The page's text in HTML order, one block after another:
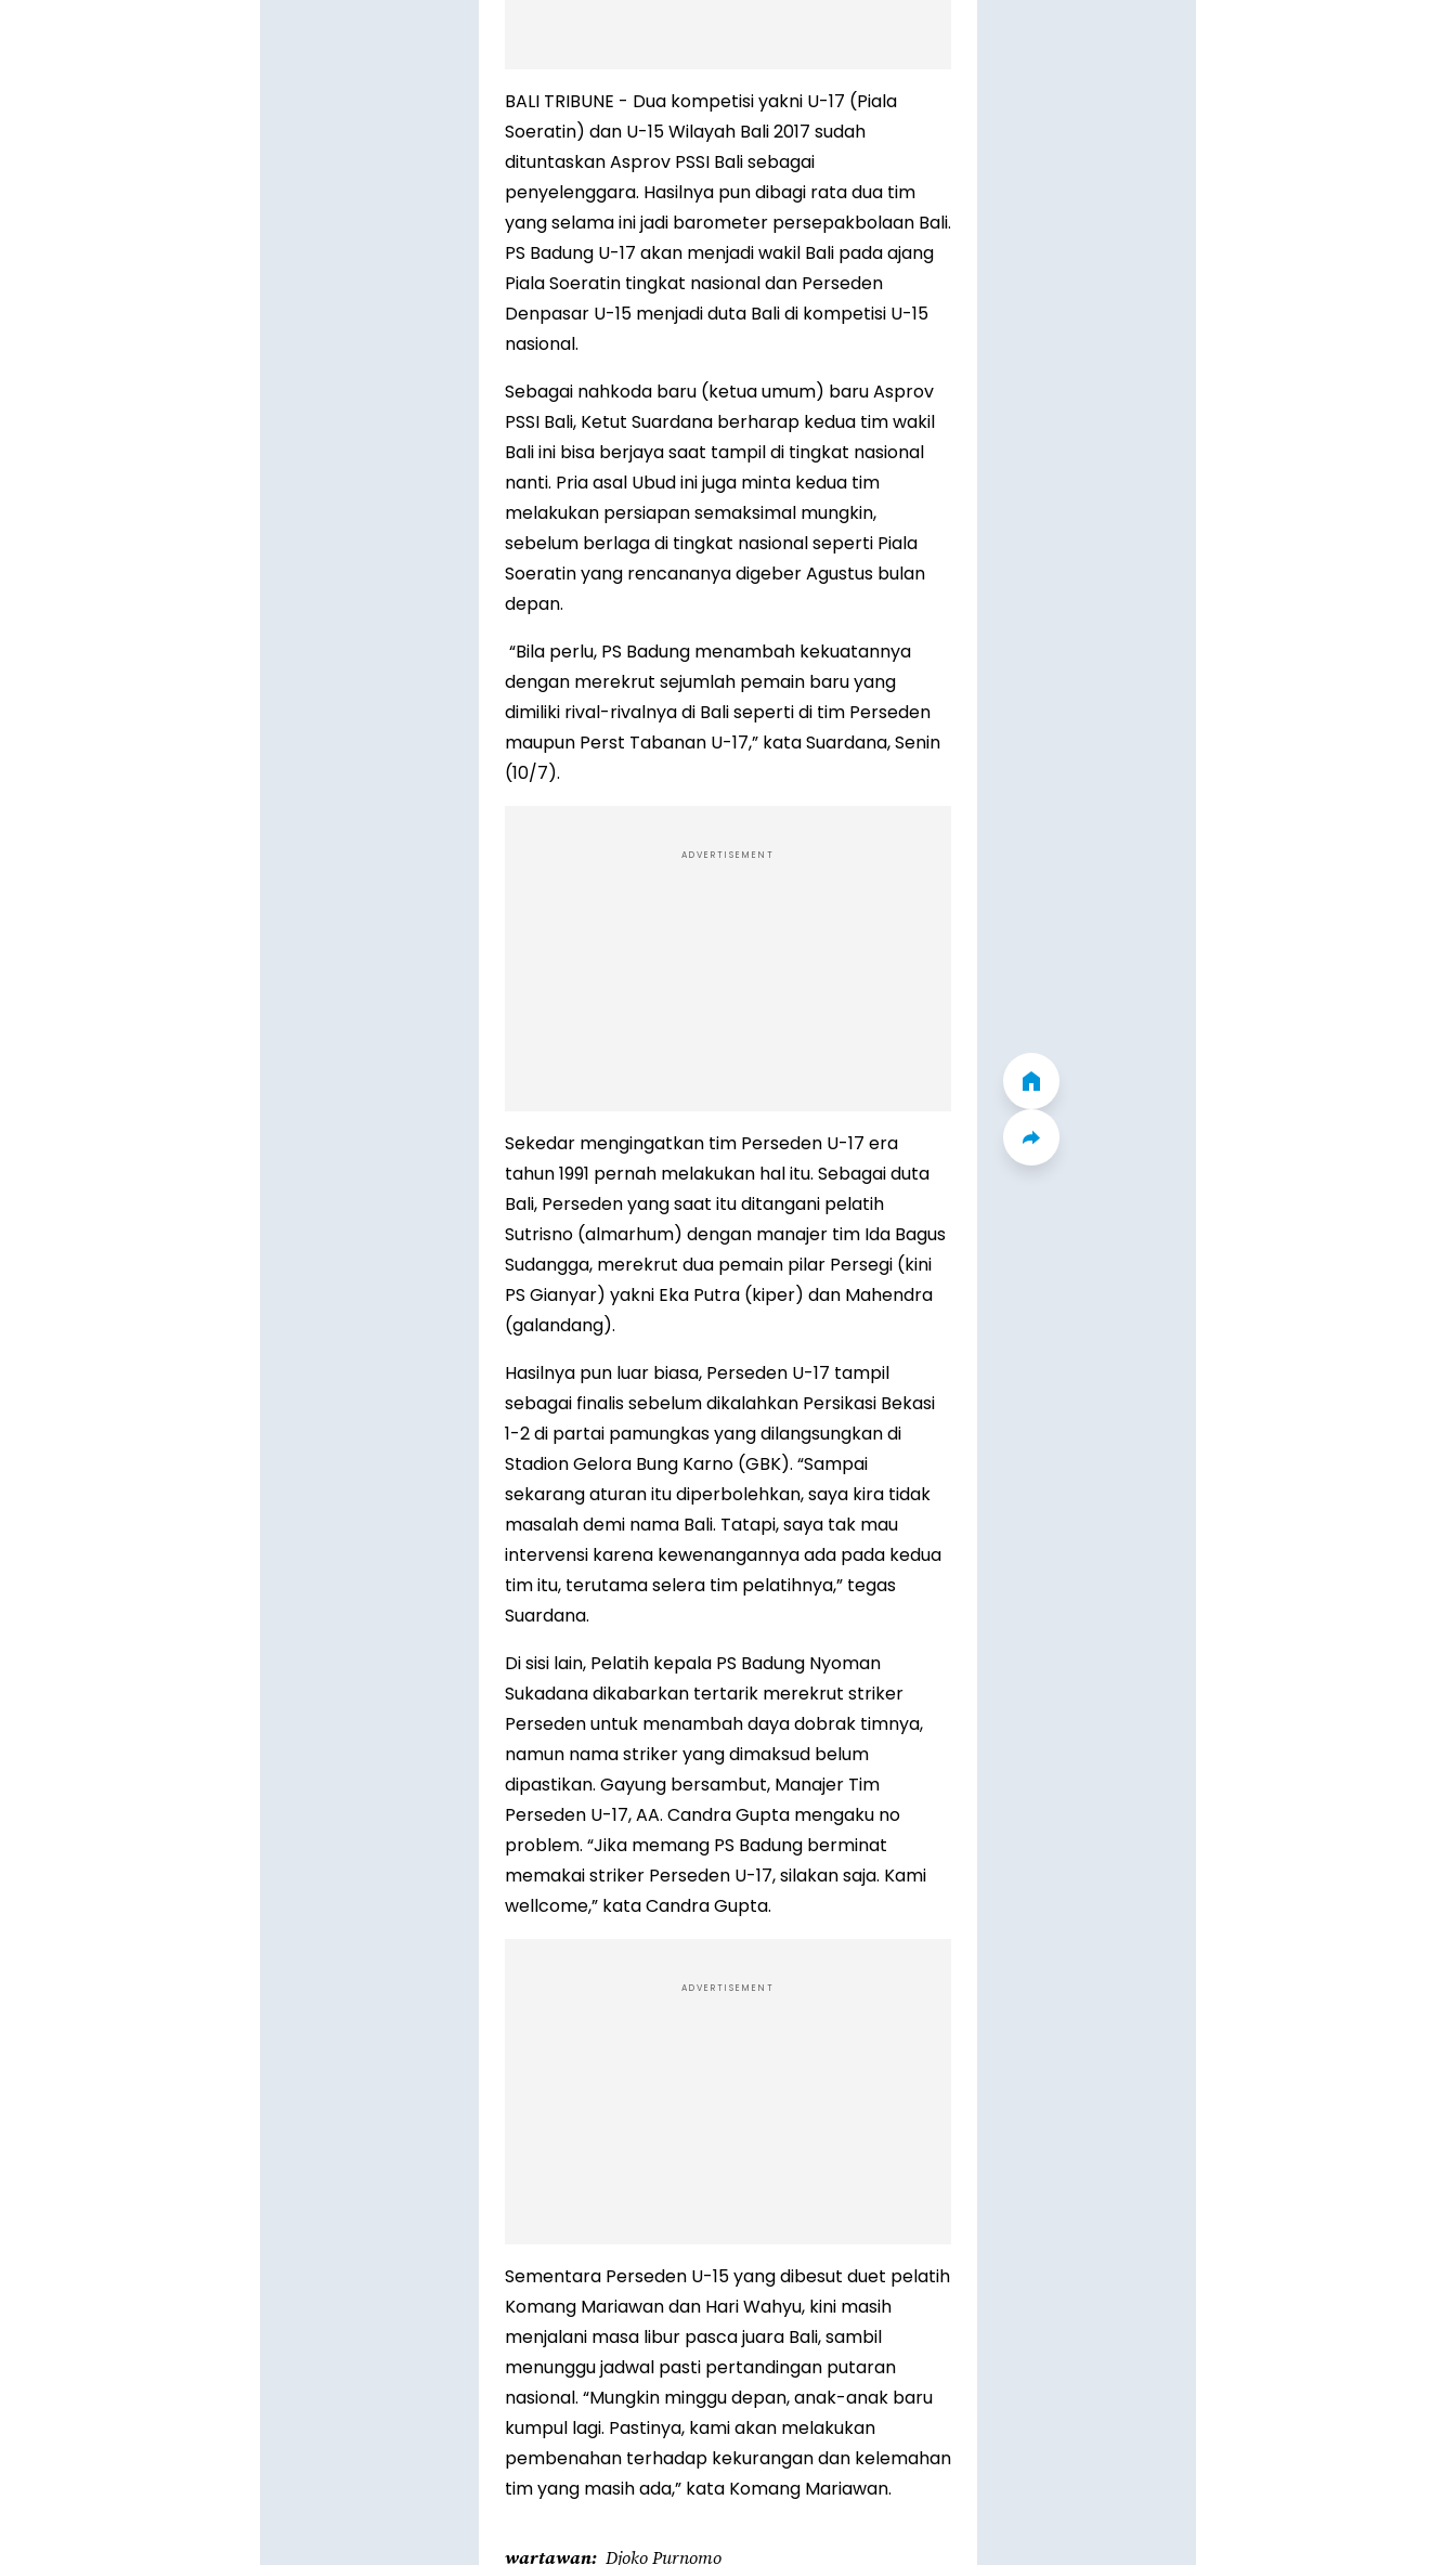
BALI TRIBUNE - Dua kompetisi yakni U-17 (Piala
Soeratin) dan U-15 Wilayah Bali 2017 sudah
dituntaskan Asprov PSSI Bali sebagai
penyelenggara. Hasilnya pun dibagi rata dua tim
yang selama ini jadi barometer persepakbolaan Bali.
PS Badung U-17 akan menjadi wakil Bali pada ajang
Piala Soeratin tingkat nasional dan Perseden
Denpasar U-15 menjadi duta Bali di kompetisi U-15
nasional.
Sebagai nahkoda baru (ketua umum) baru Asprov
PSSI Bali, Ketut Suardana berharap kedua tim wakil
Bali ini bisa berjaya saat tampil di tingkat nasional
nanti. Pria asal Ubud ini juga minta kedua tim
melakukan persiapan semaksimal mungkin,
sebelum berlaga di tingkat nasional seperti Piala
Soeratin yang rencananya digeber Agustus bulan
depan.
“Bila perlu, PS Badung menambah kekuatannya
dengan merekrut sejumlah pemain baru yang
dimiliki rival-rivalnya di Bali seperti di tim Perseden
maupun Perst Tabanan U-17,” kata Suardana, Senin
(10/7).
ADVERTISEMENT
Sekedar mengingatkan tim Perseden U-17 era
tahun 1991 pernah melakukan hal itu. Sebagai duta
Bali, Perseden yang saat itu ditangani pelatih
Sutrisno (almarhum) dengan manajer tim Ida Bagus
Sudangga, merekrut dua pemain pilar Persegi (kini
PS Gianyar) yakni Eka Putra (kiper) dan Mahendra
(galandang).
Hasilnya pun luar biasa, Perseden U-17 tampil
sebagai finalis sebelum dikalahkan Persikasi Bekasi
1-2 di partai pamungkas yang dilangsungkan di
Stadion Gelora Bung Karno (GBK). “Sampai
sekarang aturan itu diperbolehkan, saya kira tidak
masalah demi nama Bali. Tatapi, saya tak mau
intervensi karena kewenangannya ada pada kedua
tim itu, terutama selera tim pelatihnya,” tegas
Suardana.
Di sisi lain, Pelatih kepala PS Badung Nyoman
Sukadana dikabarkan tertarik merekrut striker
Perseden untuk menambah daya dobrak timnya,
namun nama striker yang dimaksud belum
dipastikan. Gayung bersambut, Manajer Tim
Perseden U-17, AA. Candra Gupta mengaku no
problem. “Jika memang PS Badung berminat
memakai striker Perseden U-17, silakan saja. Kami
wellcome,” kata Candra Gupta.
ADVERTISEMENT
Sementara Perseden U-15 yang dibesut duet pelatih
Komang Mariawan dan Hari Wahyu, kini masih
menjalani masa libur pasca juara Bali, sambil
menunggu jadwal pasti pertandingan putaran
nasional. “Mungkin minggu depan, anak-anak baru
kumpul lagi. Pastinya, kami akan melakukan
pembenahan terhadap kekurangan dan kelemahan
tim yang masih ada,” kata Komang Mariawan.
wartawan Djoko Purnomo